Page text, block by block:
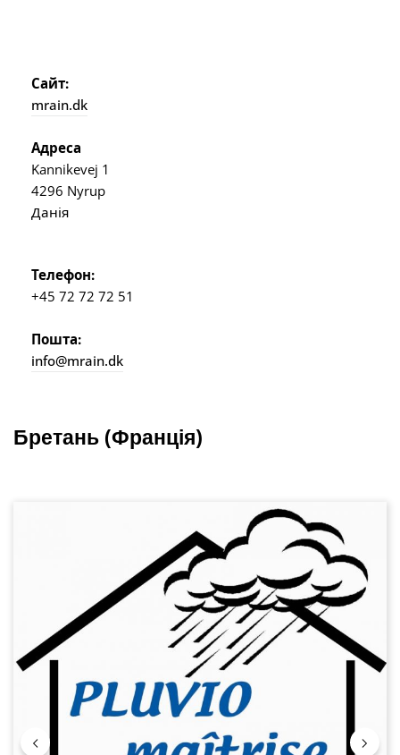
Сайт:
mrain.dk
Адреса
Kannikevej 1
4296 Nyrup
Данія
Телефон:
+45 72 72 72 51
Пошта:
info@mrain.dk
Бретань (Франція)